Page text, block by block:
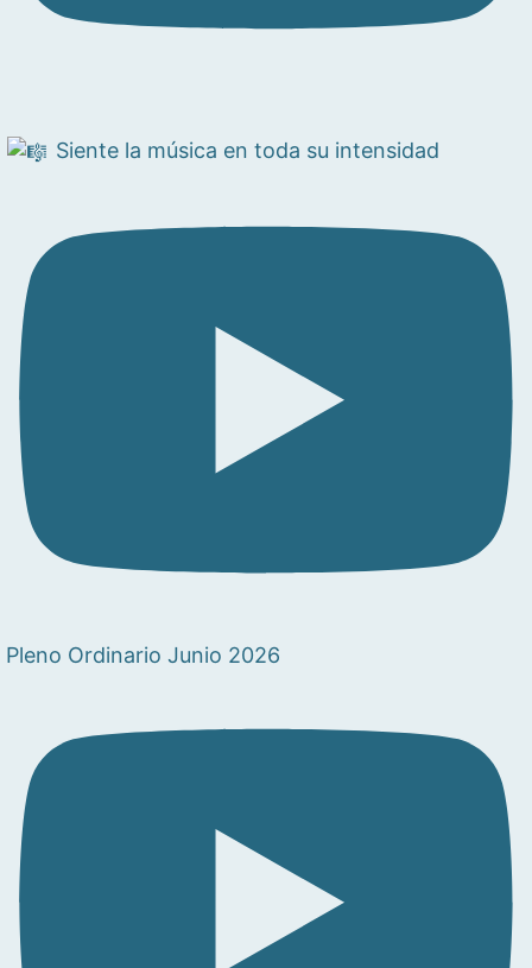
Siente la música en toda su intensidad
Pleno Ordinario Junio 2026